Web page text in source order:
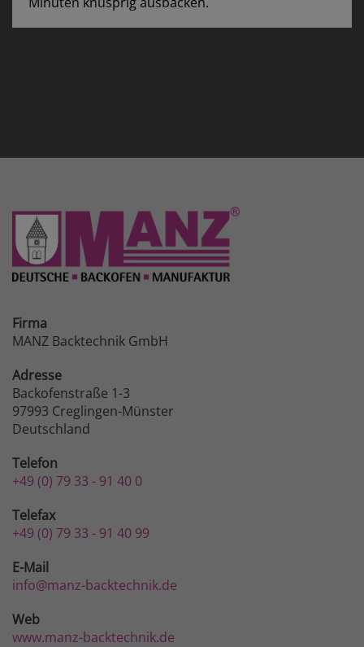
Firma
MANZ Backtechnik GmbH
Adresse
Backofenstraße 1-3
97993 Creglingen-Münster
Deutschland
Telefon
+49 (0) 79 33 - 91 40 0
Telefax
+49 (0) 79 33 - 91 40 99
E-Mail
info@manz-backtechnik.de
Web
www.manz-backtechnik.de